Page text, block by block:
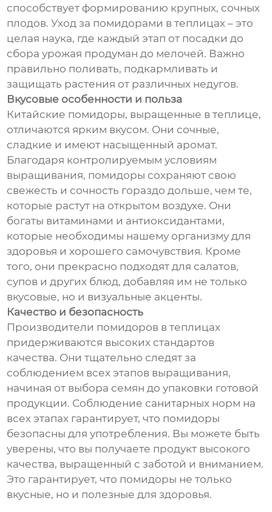
способствует формированию крупных, сочных
плодов. Уход за помидорами в теплицах – это
целая наука, где каждый этап от посадки до
сбора урожая продуман до мелочей. Важно
правильно поливать, подкармливать и
защищать растения от различных недугов.
Вкусовые особенности и польза
Китайские помидоры, выращенные в теплице,
отличаются ярким вкусом. Они сочные,
сладкие и имеют насыщенный аромат.
Благодаря контролируемым условиям
выращивания, помидоры сохраняют свою
свежесть и сочность гораздо дольше, чем те,
которые растут на открытом воздухе. Они
богаты витаминами и антиоксидантами,
которые необходимы нашему организму для
здоровья и хорошего самочувствия. Кроме
того, они прекрасно подходят для салатов,
супов и других блюд, добавляя им не только
вкусовые, но и визуальные акценты.
Качество и безопасность
Производители помидоров в теплицах
придерживаются высоких стандартов
качества. Они тщательно следят за
соблюдением всех этапов выращивания,
начиная от выбора семян до упаковки готовой
продукции. Соблюдение санитарных норм на
всех этапах гарантирует, что помидоры
безопасны для употребления. Вы можете быть
уверены, что вы получаете продукт высокого
качества, выращенный с заботой и вниманием.
Это гарантирует, что помидоры не только
вкусные, но и полезные для здоровья.